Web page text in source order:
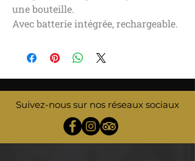
une bouteille.
Avec batterie intégrée, rechargeable.
Suivez-nous sur nos réseaux sociaux